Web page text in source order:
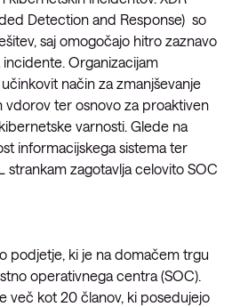
Detection and Response) so
saj omogočajo hitro zaznavo
Organizacijam
način za zmanjševanje
vdorov ter osnovo za proaktiven
varnosti. Glede na
informacijskega sistema ter
strankam zagotavlja celovito SOC
podjetje, ki je na domačem trgu
operativnega centra (SOC).
več kot 20 članov, ki posedujejo